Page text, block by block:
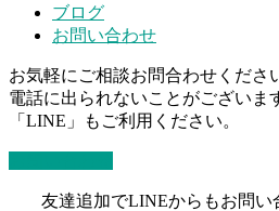
ブログ
お問い合わせ
お気軽にご相談お問合わせくださ
電話に出られないことがございま
「LINE」もご利用ください。
友達追加でLINEからもお問い